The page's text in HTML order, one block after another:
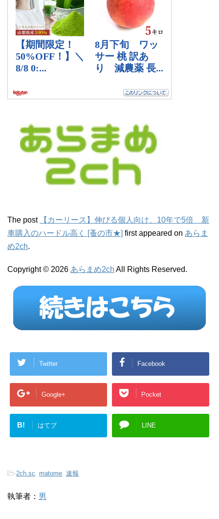
The post
【カーリース】伸びる個人向け、10年で5倍 新
車購入のハードル高く [蚤の市★] first appeared on あらま
め2ch.
Copyright © 2026 あらまめ2ch All Rights Reserved.
Twitter Facebook
Google+ Pocket
B! はてブ LINE
-2ch.sc matome 速報
執筆者： 男